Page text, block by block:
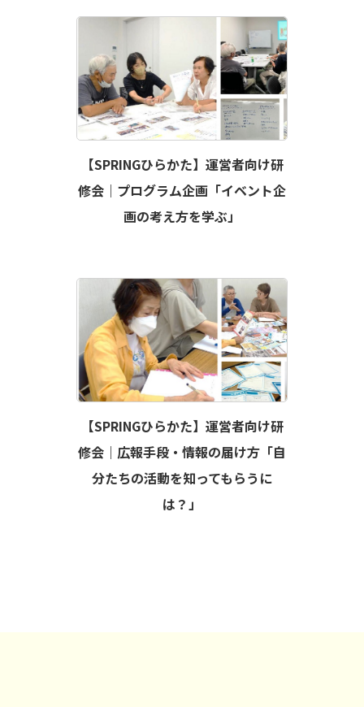
【SPRINGひらかた】運営者向け研
修会｜プログラム企画「イベント企
画の考え方を学ぶ」
【SPRINGひらかた】運営者向け研
修会｜広報手段・情報の届け方「自
分たちの活動を知ってもらうに
は？」